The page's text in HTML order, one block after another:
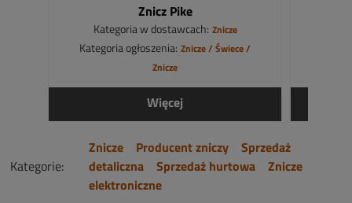
Znicz Pike
Kategoria w dostawcach: Znicze
Kategoria ogłoszenia: Znicze / Świece /
Znicze
Więcej
Kategorie:
Znicze Producent zniczy
Sprzedaż
detaliczna
Sprzedaż hurtowa
Znicze
elektroniczne